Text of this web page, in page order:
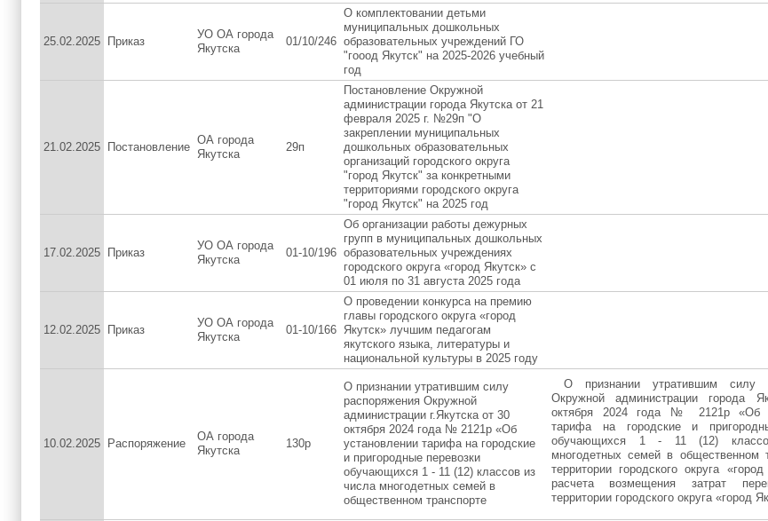
25.02.2025 Приказ
УО ОА города
Якутска
01/10/246
О комплектовании детьми
муниципальных дошкольных
образовательных учреждений ГО
"гооод Якутск" на 2025-2026 учебный
год
21.02.2025 Постановление
ОА города
Якутска
29п
Постановление Окружной
администрации города Якутска от 21
февраля 2025 г. №29п "О
закреплении муниципальных
дошкольных образовательных
организаций городского округа
"город Якутск" за конкретными
территориями городского округа
"город Якутск" на 2025 год
17.02.2025 Приказ
УО ОА города
Якутска
01-10/196
Об организации работы дежурных
групп в муниципальных дошкольных
образовательных учреждениях
городского округа «город Якутск» с
01 июля по 31 августа 2025 года
12.02.2025 Приказ
УО ОА города
Якутска
01-10/166
О проведении конкурса на премию
главы городского округа «город
Якутск» лучшим педагогам
якутского языка, литературы и
национальной культуры в 2025 году
10.02.2025 Распоряжение
ОА города
Якутска
130р
О признании утратившим силу
распоряжения Окружной
администрации г.Якутска от 30
октября 2024 года № 2121р «Об
установлении тарифа на городские
и пригородные перевозки
обучающихся 1 - 11 (12) классов из
числа многодетных семей в
общественном транспорте
О признании утратившим силу
Окружной администрации города
октября 2024 года № 2121р «Об
тарифа на городские и
обучающихся 1 - 11 (12)
многодетных семей в общественном
территории городского округа
расчета возмещения затрат
территории городского округа «город